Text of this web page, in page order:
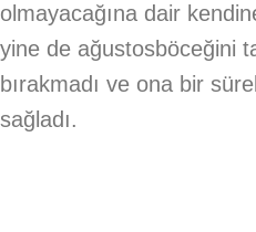
olmayacağına dair
yine de ağustosböceğini
bırakmadı ve ona bir
sağladı.